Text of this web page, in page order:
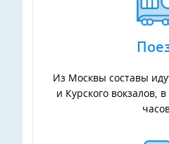
Из Москвы составы
и Курского вокзалов,